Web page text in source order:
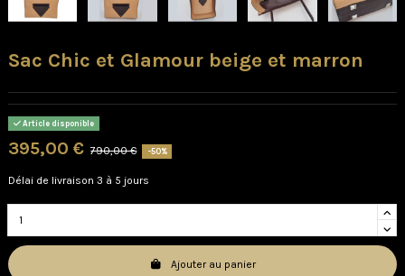
Sac Chic et Glamour beige et marron
Article disponible
395,00 € 790,00 € -50%
Délai de livraison 3 à 5 jours
Ajouter au panier